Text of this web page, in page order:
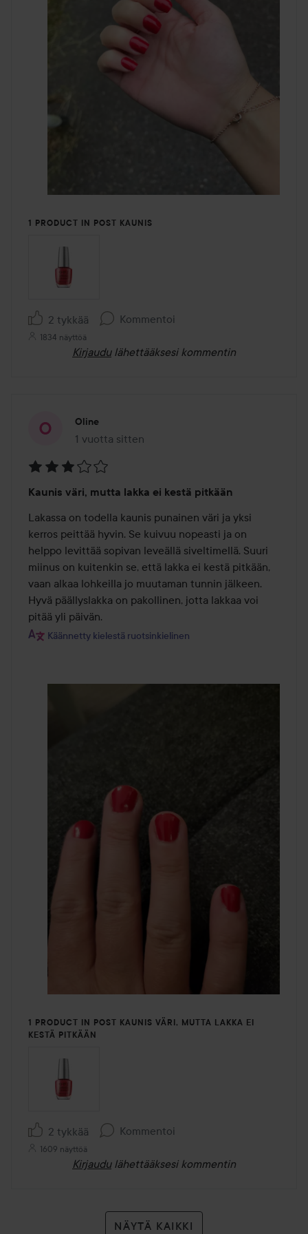
1 PRODUCT IN POST KAUNIS
2 tykkää Kommentoi
1834 näyttöä
Kirjaudu lähettääksesi kommentin
Oline
1 vuotta sitten
Viesti luotiin 1 vuotta sitten
3
/
5
Kaunis väri, mutta lakka ei kestä pitkään
Lakassa on todella kaunis punainen väri ja yksi
kerros peittää hyvin. Se kuivuu nopeasti ja on
helppo levittää sopivan leveällä siveltimellä. Suuri
miinus on kuitenkin se, että lakka ei kestä pitkään,
vaan alkaa lohkeilla jo muutaman tunnin jälkeen.
Hyvä päällyslakka on pakollinen, jotta lakkaa voi
pitää yli päivän.
Käännetty kielestä ruotsinkielinen
1 PRODUCT IN POST KAUNIS VÄRI, MUTTA LAKKA EI
KESTÄ PITKÄÄN
2 tykkää Kommentoi
1609 näyttöä
Kirjaudu lähettääksesi kommentin
NÄYTÄ KAIKKI